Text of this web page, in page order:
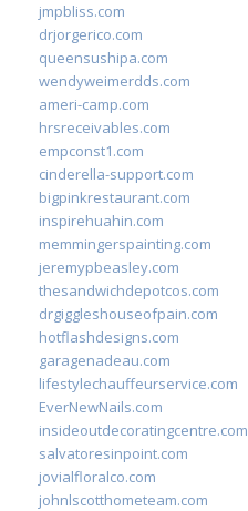
jmpbliss.com
drjorgerico.com
queensushipa.com
wendyweimerdds.com
ameri-camp.com
hrsreceivables.com
empconst1.com
cinderella-support.com
bigpinkrestaurant.com
inspirehuahin.com
memmingerspainting.com
jeremypbeasley.com
thesandwichdepotcos.com
drgiggleshouseofpain.com
hotflashdesigns.com
garagenadeau.com
lifestylechauffeurservice.com
EverNewNails.com
insideoutdecoratingcentre.com
salvatoresinpoint.com
jovialfloralco.com
johnlscotthometeam.com